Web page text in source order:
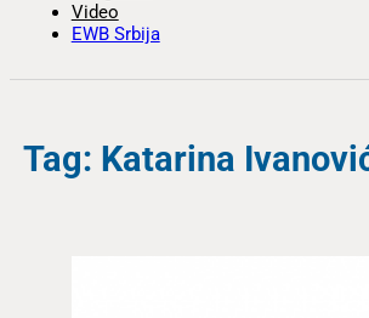
Video
EWB Srbija
Tag: Katarina